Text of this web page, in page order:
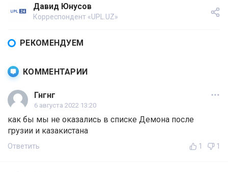
Давид Юнусов
Корреспондент «UPL.UZ»
РЕКОМЕНДУЕМ
КОММЕНТАРИИ
Гнгнг
6 августа 2022 13:20
как бы мы не оказались в списке Демона после
грузии и казакистана
Ответить 1 1